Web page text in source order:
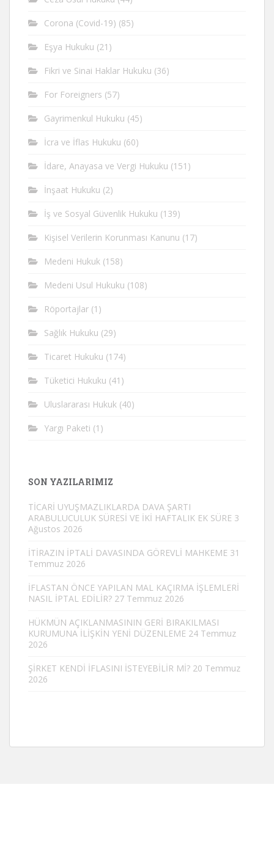
Corona (Covid-19) (85)
Eşya Hukuku (21)
Fikri ve Sinai Haklar Hukuku (36)
For Foreigners (57)
Gayrimenkul Hukuku (45)
İcra ve İflas Hukuku (60)
İdare, Anayasa ve Vergi Hukuku (151)
İnşaat Hukuku (2)
İş ve Sosyal Güvenlik Hukuku (139)
Kişisel Verilerin Korunması Kanunu (17)
Medeni Hukuk (158)
Medeni Usul Hukuku (108)
Röportajlar (1)
Sağlık Hukuku (29)
Ticaret Hukuku (174)
Tüketici Hukuku (41)
Uluslararası Hukuk (40)
Yargı Paketi (1)
SON YAZILARIMIZ
TİCARİ UYUŞMAZLIKLARDA DAVA ŞARTI
ARABULUCULUK SÜRESİ VE İKİ HAFTALIK EK SÜRE 3
Ağustos 2026
İTİRAZIN İPTALİ DAVASINDA GÖREVLİ MAHKEME 31
Temmuz 2026
İFLASTAN ÖNCE YAPILAN MAL KAÇIRMA İŞLEMLERİ
NASIL İPTAL EDİLİR? 27 Temmuz 2026
HÜKMÜN AÇIKLANMASININ GERİ BIRAKILMASI
KURUMUNA İLİŞKİN YENİ DÜZENLEME 24 Temmuz
2026
ŞİRKET KENDİ İFLASINI İSTEYEBİLİR Mİ? 20 Temmuz
2026